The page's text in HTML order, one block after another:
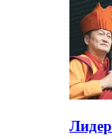
Лидер